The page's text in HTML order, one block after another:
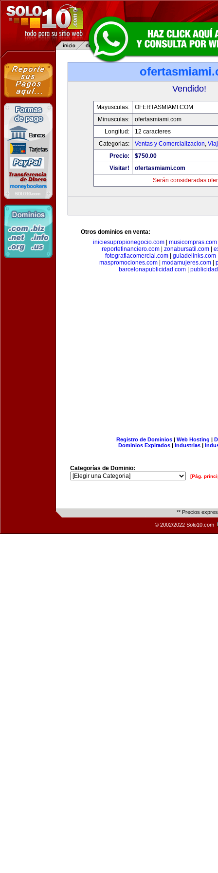
Vendido!
Mayusculas:
OFERTASMIAMI.COM
Minusculas:
ofertasmiami.com
Longitud:
12 caracteres
Categorias:
Ventas y Comercializacion,
Precio:
$750.00
Visitar!
ofertasmiami.com
Serán consideradas
Otros dominios en venta:
iniciesupropionegocio.com
musicompras.com
reportefinanciero.com| zonabursatil.com|
fotografiacomercial.com
guiadelinks.com
maspromociones.com
modamujeres.com
barcelonapublicidad.com|
Registro de Dominios| Web Hosting |
Dominios Expirados | Industrias |
Categorías de Dominio:
[Pág.
** Precios
© 2002/2022 Solo10.com